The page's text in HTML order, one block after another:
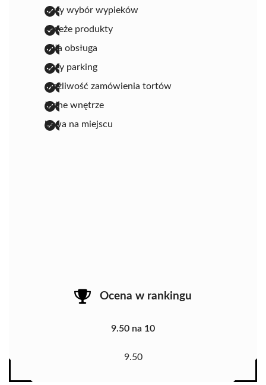
duży wybór wypieków
świeże produkty
miła obsługa
duży parking
możliwość zamówienia tortów
ładne wnętrze
kawa na miejscu
Ocena w rankingu
9.50 na 10
9.50